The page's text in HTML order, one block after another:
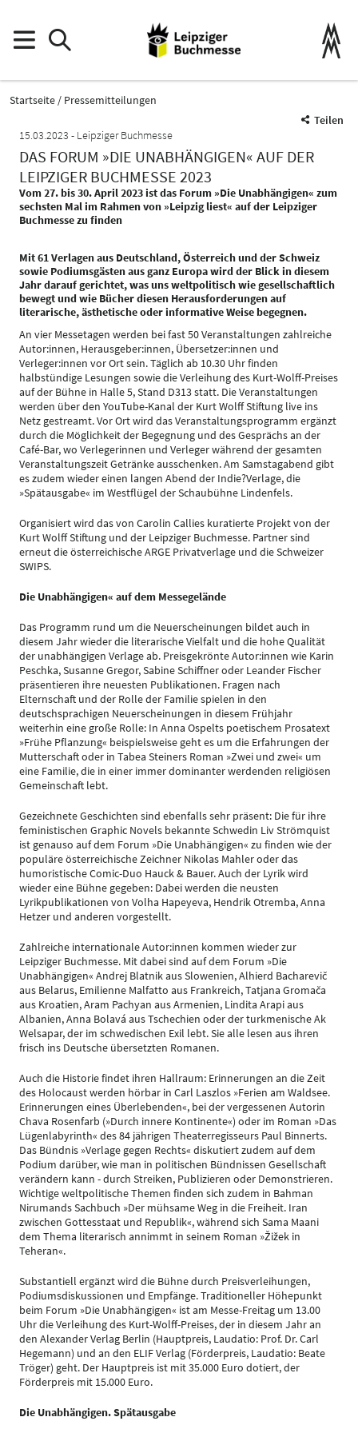
Startseite
Pressemitteilungen
Teilen
15.03.2023
Leipziger Buchmesse
DAS FORUM »DIE UNABHÄNGIGEN« AUF DER
LEIPZIGER BUCHMESSE 2023
Vom 27. bis 30. April 2023 ist das Forum »Die Unabhängigen« zum
sechsten Mal im Rahmen von »Leipzig liest« auf der Leipziger
Buchmesse zu finden
Mit 61 Verlagen aus Deutschland, Österreich und der Schweiz
sowie Podiumsgästen aus ganz Europa wird der Blick in diesem
Jahr darauf gerichtet, was uns weltpolitisch wie gesellschaftlich
bewegt und wie Bücher diesen Herausforderungen auf
literarische, ästhetische oder informative Weise begegnen.
An vier Messetagen werden bei fast 50 Veranstaltungen zahlreiche
Autor:innen, Herausgeber:innen, Übersetzer:innen und
Verleger:innen vor Ort sein. Täglich ab 10.30 Uhr finden
halbstündige Lesungen sowie die Verleihung des Kurt-Wolff-Preises
auf der Bühne in Halle 5, Stand D313 statt. Die Veranstaltungen
werden über den YouTube-Kanal der Kurt Wolff Stiftung live ins
Netz gestreamt. Vor Ort wird das Veranstaltungsprogramm ergänzt
durch die Möglichkeit der Begegnung und des Gesprächs an der
Café-Bar, wo Verlegerinnen und Verleger während der gesamten
Veranstaltungszeit Getränke ausschenken. Am Samstagabend gibt
es zudem wieder einen langen Abend der Indie?Verlage, die
»Spätausgabe« im Westflügel der Schaubühne Lindenfels.
Organisiert wird das von Carolin Callies kuratierte Projekt von der
Kurt Wolff Stiftung und der Leipziger Buchmesse. Partner sind
erneut die österreichische ARGE Privatverlage und die Schweizer
SWIPS.
Die Unabhängigen« auf dem Messegelände
Das Programm rund um die Neuerscheinungen bildet auch in
diesem Jahr wieder die literarische Vielfalt und die hohe Qualität
der unabhängigen Verlage ab. Preisgekrönte Autor:innen wie Karin
Peschka, Susanne Gregor, Sabine Schiffner oder Leander Fischer
präsentieren ihre neuesten Publikationen. Fragen nach
Elternschaft und der Rolle der Familie spielen in den
deutschsprachigen Neuerscheinungen in diesem Frühjahr
weiterhin eine große Rolle: In Anna Ospelts poetischem Prosatext
»Frühe Pflanzung« beispielsweise geht es um die Erfahrungen der
Mutterschaft oder in Tabea Steiners Roman »Zwei und zwei« um
eine Familie, die in einer immer dominanter werdenden religiösen
Gemeinschaft lebt.
Gezeichnete Geschichten sind ebenfalls sehr präsent: Die für ihre
feministischen Graphic Novels bekannte Schwedin Liv Strömquist
ist genauso auf dem Forum »Die Unabhängigen« zu finden wie der
populäre österreichische Zeichner Nikolas Mahler oder das
humoristische Comic-Duo Hauck & Bauer. Auch der Lyrik wird
wieder eine Bühne gegeben: Dabei werden die neusten
Lyrikpublikationen von Volha Hapeyeva, Hendrik Otremba, Anna
Hetzer und anderen vorgestellt.
Zahlreiche internationale Autor:innen kommen wieder zur
Leipziger Buchmesse. Mit dabei sind auf dem Forum »Die
Unabhängigen« Andrej Blatnik aus Slowenien, Alhierd Bacharevič
aus Belarus, Emilienne Malfatto aus Frankreich, Tatjana Gromača
aus Kroatien, Aram Pachyan aus Armenien, Lindita Arapi aus
Albanien, Anna Bolavá aus Tschechien oder der turkmenische Ak
Welsapar, der im schwedischen Exil lebt. Sie alle lesen aus ihren
frisch ins Deutsche übersetzten Romanen.
Auch die Historie findet ihren Hallraum: Erinnerungen an die Zeit
des Holocaust werden hörbar in Carl Laszlos »Ferien am Waldsee.
Erinnerungen eines Überlebenden«, bei der vergessenen Autorin
Chava Rosenfarb (»Durch innere Kontinente«) oder im Roman »Das
Lügenlabyrinth« des 84 jährigen Theaterregisseurs Paul Binnerts.
Das Bündnis »Verlage gegen Rechts« diskutiert zudem auf dem
Podium darüber, wie man in politischen Bündnissen Gesellschaft
verändern kann - durch Streiken, Publizieren oder Demonstrieren.
Wichtige weltpolitische Themen finden sich zudem in Bahman
Nirumands Sachbuch »Der mühsame Weg in die Freiheit. Iran
zwischen Gottesstaat und Republik«, während sich Sama Maani
dem Thema literarisch annimmt in seinem Roman »Žižek in
Teheran«.
Substantiell ergänzt wird die Bühne durch Preisverleihungen,
Podiumsdiskussionen und Empfänge. Traditioneller Höhepunkt
beim Forum »Die Unabhängigen« ist am Messe-Freitag um 13.00
Uhr die Verleihung des Kurt-Wolff-Preises, der in diesem Jahr an
den Alexander Verlag Berlin (Hauptpreis, Laudatio: Prof. Dr. Carl
Hegemann) und an den ELIF Verlag (Förderpreis, Laudatio: Beate
Tröger) geht. Der Hauptpreis ist mit 35.000 Euro dotiert, der
Förderpreis mit 15.000 Euro.
Die Unabhängigen. Spätausgabe